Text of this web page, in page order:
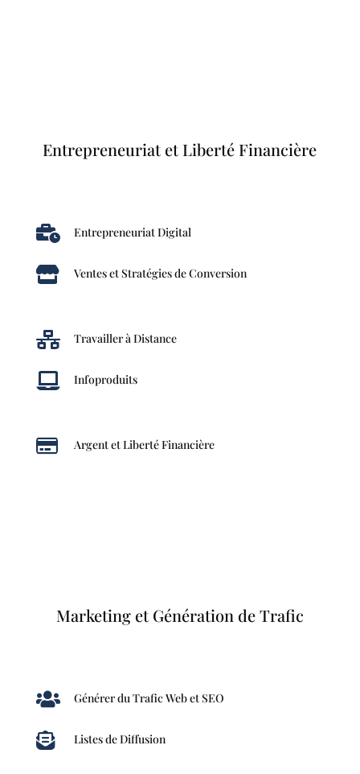
Entrepreneuriat et Liberté Financière
 Entrepreneuriat Digital
 Ventes et Stratégies de Conversion
 Travailler à Distance
 Infoproduits
 Argent et Liberté Financière
Marketing et Génération de Trafic
 Générer du Trafic Web et SEO
 Listes de Diffusion